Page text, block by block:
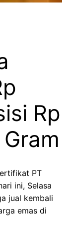
Rp
PT
ini, Selasa
jual kembali
emas di